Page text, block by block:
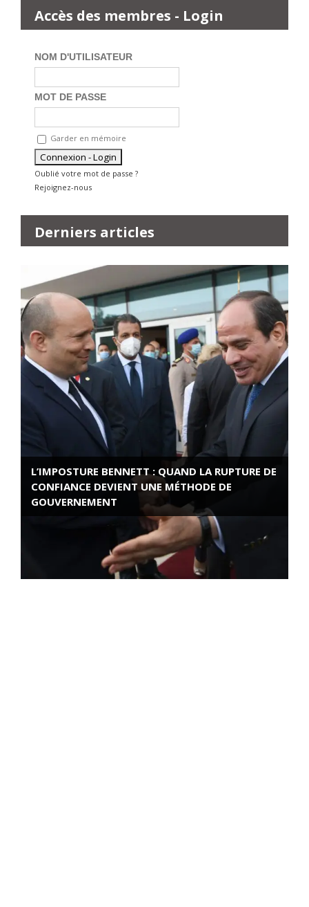
Accès des membres - Login
NOM D'UTILISATEUR
MOT DE PASSE
Garder en mémoire
Oublié votre mot de passe ?
Rejoignez-nous
Derniers articles
L’IMPOSTURE BENNETT : QUAND LA RUPTURE DE
CONFIANCE DEVIENT UNE MÉTHODE DE
GOUVERNEMENT
ROSE VALLAND, HEROÏNE DE LA RESISTANCE